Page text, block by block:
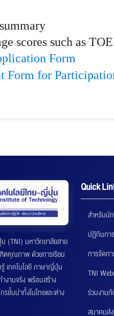
scores such as
Form
Form for
(TNI) มหาวิทยาลัยสาย
คุณภาพ ด้วยการเรียน
เทคโนโลยี ภาษาญี่ปุ่น
งานจริง พร้อมสร้าง
ชั้นนำทั้งในไทยและต่าง
Quick
สำหรับนั
ปฏิทินกา
การจัดก
TNI
ร่วมงานกั
สมาคมส่